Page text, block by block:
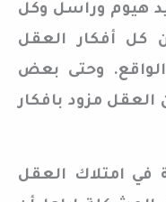
هيوم وراسل وكل
كل أفكار العقل
وحتى بعض
العقل مزود بافكار
في امتلاك العقل